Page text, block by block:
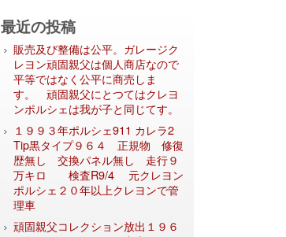
最近の投稿
販売及び整備は公平。ガレージク
レヨン頑固親父は個人商店なので
平等ではなく公平に商売しま
す。 頑固親父にとつてはクレヨ
ンポルシェは我が子と同じてす。
１９９３年ポルシェ911 カレラ2
Tip黒タイプ９６４ 正規物 修復
歴無し 交換パネル無し 走行９
万キロ 検査R9/4 元クレヨン
ポルシェ２０年以上クレヨンで管
理車
頑固親父コレクション放出１９６